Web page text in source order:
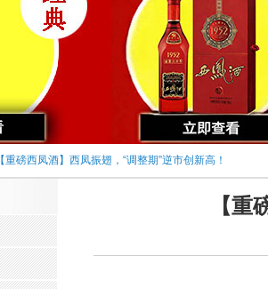
【重磅西凤酒】西凤振翅，“调整期”逆市创新高！
【